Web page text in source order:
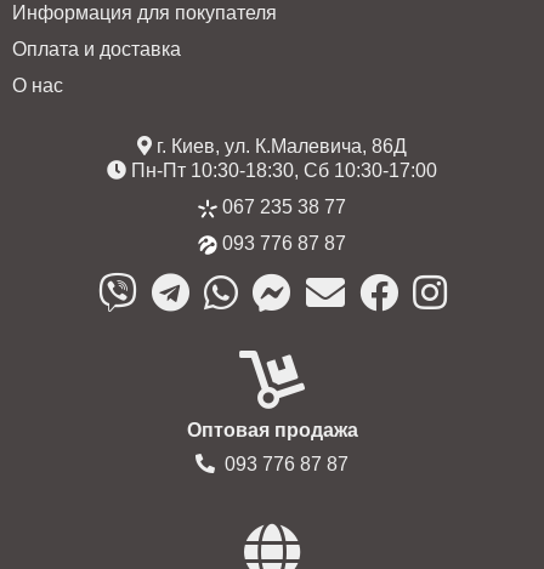
Информация для покупателя
Оплата и доставка
О нас
г. Киев, ул. К.Малевича, 86Д
Пн-Пт 10:30-18:30, Сб 10:30-17:00
067 235 38 77
093 776 87 87
Оптовая продажа
093 776 87 87